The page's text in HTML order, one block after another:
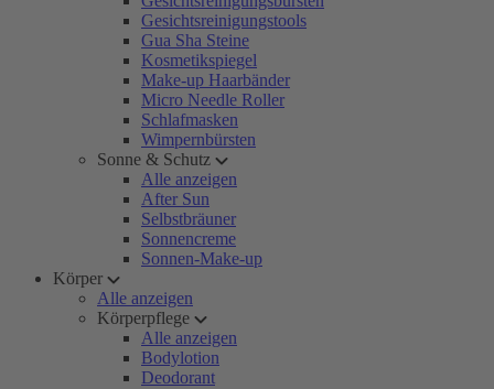
Gesichtsreinigungstools
Gua Sha Steine
Kosmetikspiegel
Make-up Haarbänder
Micro Needle Roller
Schlafmasken
Wimpernbürsten
Sonne & Schutz
Alle anzeigen
After Sun
Selbstbräuner
Sonnencreme
Sonnen-Make-up
Körper
Alle anzeigen
Körperpflege
Alle anzeigen
Bodylotion
Deodorant